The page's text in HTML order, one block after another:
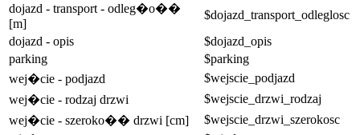
dojazd - transport - odleg�o��
[m]
$dojazd_transport_odleglosc
dojazd - opis
$dojazd_opis
parking
$parking
wej�cie - podjazd
$wejscie_podjazd
wej�cie - rodzaj drzwi
$wejscie_drzwi_rodzaj
wej�cie - szeroko�� drzwi [cm]
$wejscie_drzwi_szerokosc